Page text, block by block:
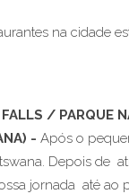
na cidade
/ PARQUE
- Após o
Depois de
jornada até ao